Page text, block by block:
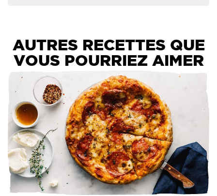
AUTRES RECETTES QUE
VOUS POURRIEZ AIMER